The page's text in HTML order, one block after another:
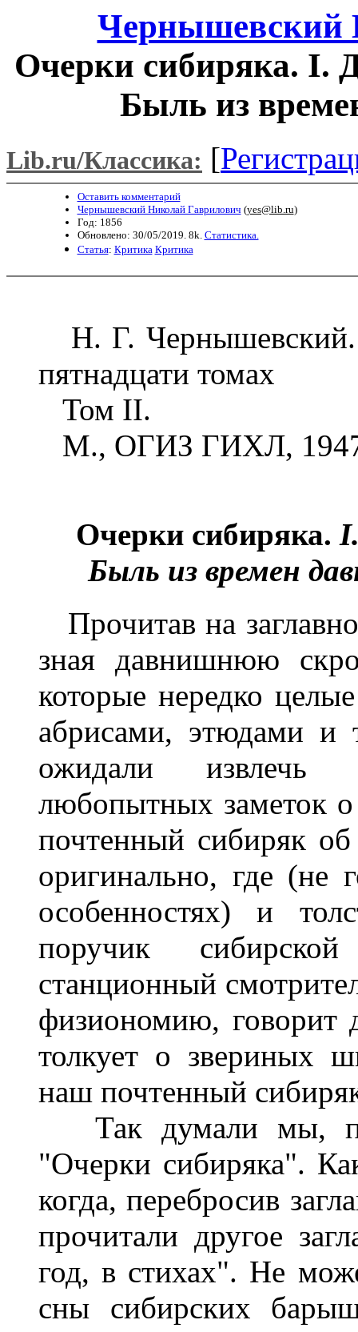
Чернышевский
Очерки сибиряка. I.
Быль из
Lib.ru/Классика: [
Оставить комментарий
Чернышевский Николай Гаврилович (yes@lib.ru)
Год: 1856
Обновлено: 30/05/2019. 8k. Статистика.
Статья: Критика Критика
Н. Г. Чернышевский.
пятнадцати томах
Том II.
М., ОГИЗ ГИХЛ,
Очерки сибиряка. I
Быль из времен
Прочитав на
зная давнишнюю
которые нередко
абрисами, этюдами и
ожидали извлечь
любопытных заметок
почтенный сибиряк об
оригинально, где (не
особенностях) и
поручик
станционный
физиономию, говорит
толкует о звериных
наш почтенный
Так думали мы,
"Очерки сибиряка".
когда, перебросив
прочитали другое
год, в стихах". Не
сны сибирских